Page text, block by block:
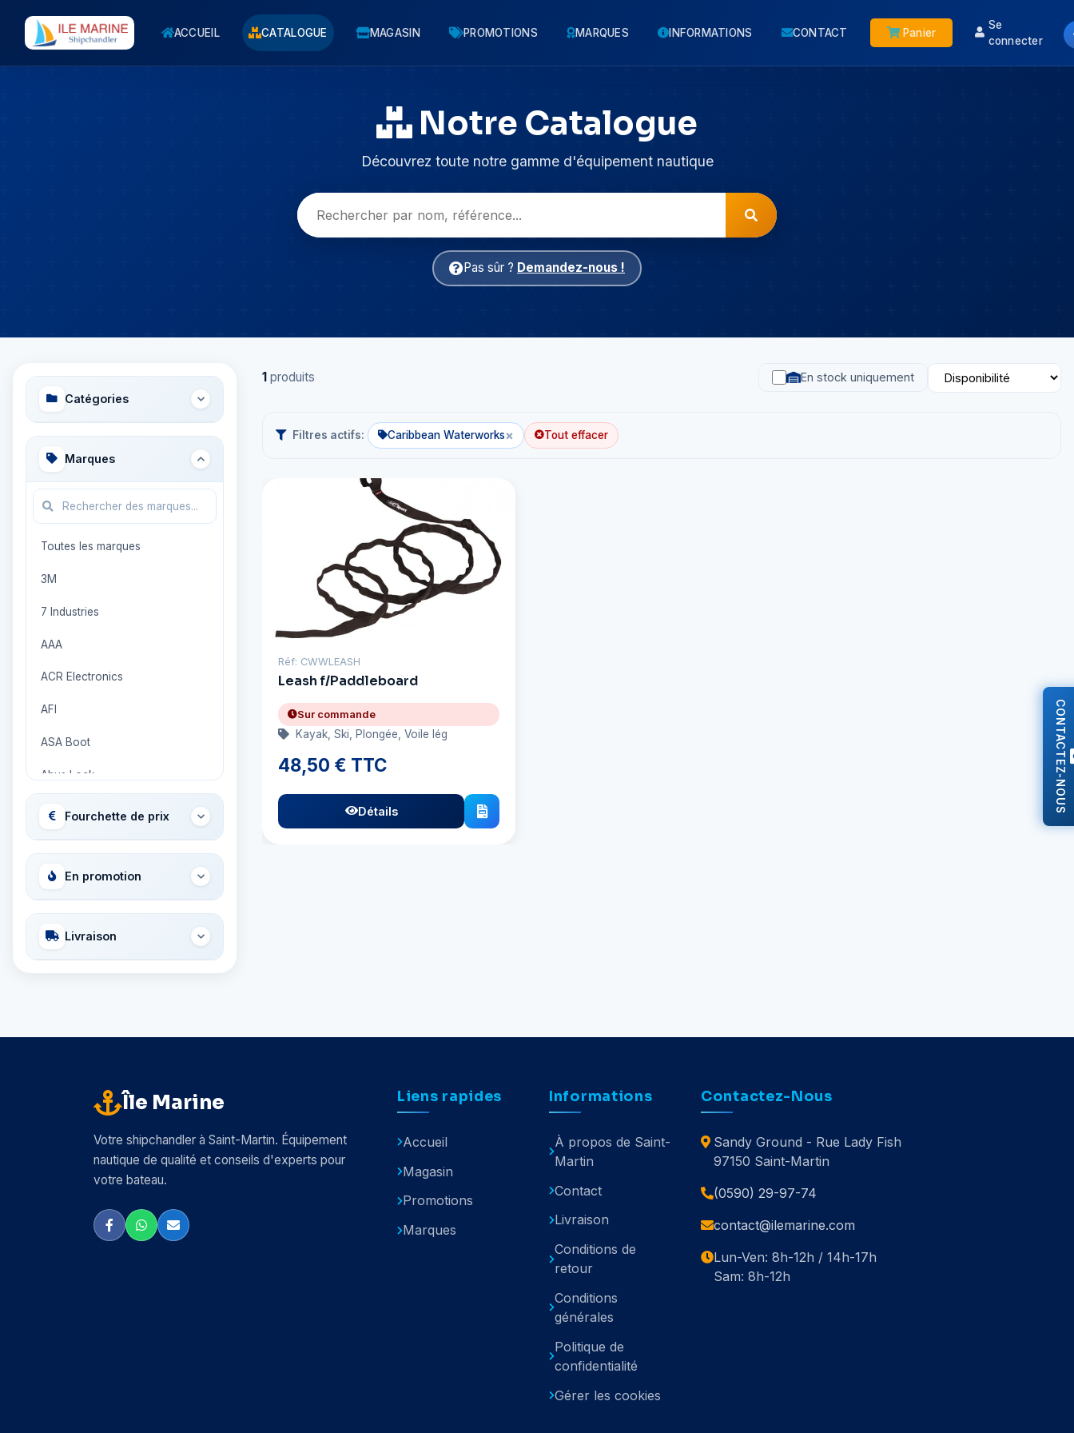
CONTACTEZ-NOUS
ACCUEIL CATALOGUE MAGASIN PROMOTIONS MARQUES INFORMATIONS CONTACT Panier
Se
connecter
Notre Catalogue
Découvrez toute notre gamme d'équipement nautique
Pas sûr ? Demandez-nous !
Catégories
Marques
Toutes les marques
3M
7 Industries
AAA
ACR Electronics
AFI
ASA Boot
Abus Lock
Airhead
Allied International
Ameritool
Aqua Signal
Arc Marine
Fourchette de prix
En promotion
Livraison
1 produits En stock uniquement
Filtres actifs: Caribbean Waterworks× Tout effacer
Réf: CWWLEASH
Leash f/Paddleboard
Sur commande
Kayak, Ski, Plongée, Voile lég
48,50 € TTC
Détails
Île Marine
Votre shipchandler à Saint-Martin. Équipement
nautique de qualité et conseils d'experts pour
votre bateau.
Liens rapides
Accueil
Magasin
Promotions
Marques
Informations
À propos de Saint-
Martin
Contact
Livraison
Conditions de
retour
Conditions
générales
Politique de
confidentialité
Gérer les cookies
Contactez-Nous
Sandy Ground - Rue Lady Fish
97150 Saint-Martin
(0590) 29-97-74
contact@ilemarine.com
Lun-Ven: 8h-12h / 14h-17h
Sam: 8h-12h